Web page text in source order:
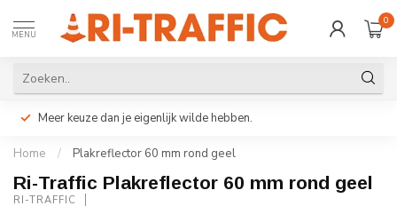
MENU
0
Meer keuze dan je eigenlijk wilde hebben.
Home / Plakreflector 60 mm rond geel
Ri-Traffic Plakreflector 60 mm rond geel
RI-TRAFFIC